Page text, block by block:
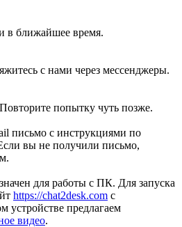
в ближайшее время.
с нами через мессенджеры.
попытку чуть позже.
письмо с инструкциями по
вы не получили письмо,
для работы с ПК. Для запуска
https://chat2desk.com с
устройстве предлагаем
видео.